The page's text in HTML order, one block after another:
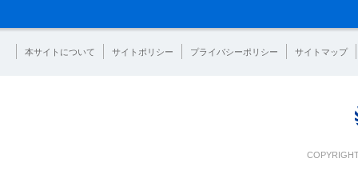
本サイトについて サイトポリシー プライバシーポリシー サイトマップ